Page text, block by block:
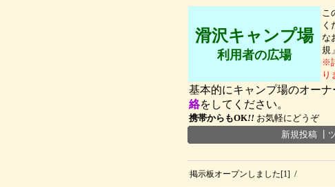
滑沢キャンプ場
利用者の広場
こ
く
な
規
※
り
基本的にキャンプ場のオー
絡をしてください。
携帯からもOK!! お気軽にどうぞ
新規投稿
掲示板オープンしました[1] /